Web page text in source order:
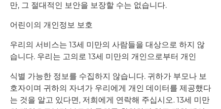
만, 그 절대적인 보안을 보장할 수는 없습니다.
어린이의 개인정보 보호
우리의 서비스는 13세 미만의 사람들을 대상으로 하지 않
습니다. 우리는 고의로 13세 미만의 개인으로부터 개인
식별 가능한 정보를 수집하지 않습니다. 귀하가 부모나 보
호자이며 귀하의 자녀가 우리에게 개인 데이터를 제공했다
는 것을 알고 있다면, 저희에게 연락해 주십시오. 13세 미만